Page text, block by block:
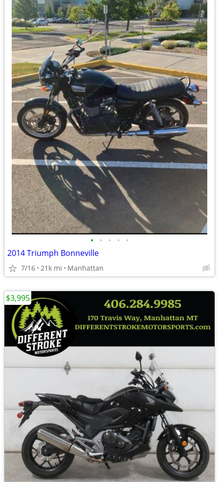
• • • • •
2014 Triumph Bonneville
7/16 21k mi Manhattan
$3,995